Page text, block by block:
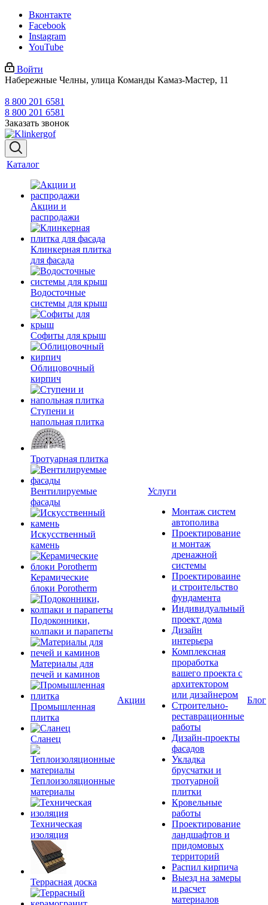
Вконтакте
Facebook
Instagram
YouTube
Войти
Набережные Челны, улица Команды Камаз-Мастер, 11
8 800 201 6581
8 800 201 6581
Заказать звонок
Каталог
Акции и
распродажи
Клинкерная плитка
для фасада
Водосточные
системы для крыш
Софиты для крыш
Облицовочный
кирпич
Ступени и
напольная плитка
Тротуарная плитка
Вентилируемые
фасады
Искусственный
камень
Керамические
блоки Porotherm
Подоконники,
колпаки и парапеты
Материалы для
печей и каминов
Промышленная
плитка
Сланец
Теплоизоляционные
материалы
Техническая
изоляция
Террасная доска
Акции
Услуги
Монтаж систем
автополива
Проектирование
и монтаж
дренажной
системы
Проектироваине
и строительство
фундамента
Индивидуальный
проект дома
Дизайн
интерьера
Комплексная
проработка
вашего проекта с
архитектором
или дизайнером
Строительно-
реставрационные
работы
Дизайн-проекты
фасадов
Укладка
брусчатки и
тротуарной
плитки
Кровельные
работы
Проектирование
ландшафтов и
придомовых
территорий
Распил кирпича
Выезд на замеры
и расчет
материалов
Блог